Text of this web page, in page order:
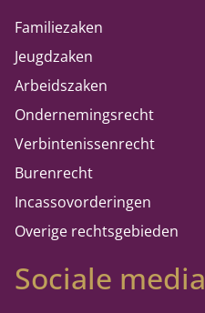
Familiezaken
Jeugdzaken
Arbeidszaken
Ondernemingsrecht
Verbintenissenrecht
Burenrecht
Incassovorderingen
Overige rechtsgebieden
Sociale media